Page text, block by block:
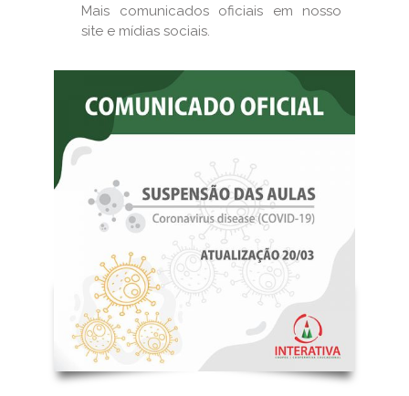
Mais comunicados oficiais em nosso
site e mídias sociais.